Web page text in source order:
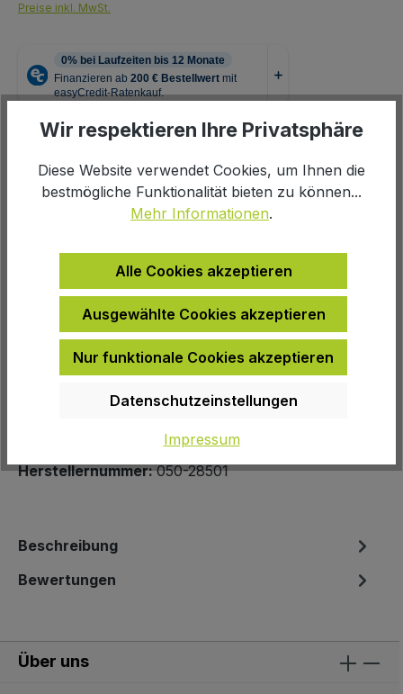
Preise inkl. MwSt.
Farbe auswählen
schwarz
Zur Wunschliste hinzufügen
Produktnummer:4086
8020775012680
Herstellernummer:050-28501
Beschreibung
Bewertungen
Über uns
Wir respektieren Ihre Privatsphäre
Diese Website verwendet Cookies, um Ihnen die
bestmögliche Funktionalität bieten zu können...
Mehr Informationen.
Alle Cookies akzeptieren
Ausgewählte Cookies akzeptieren
Nur funktionale Cookies akzeptieren
Datenschutzeinstellungen
Impressum